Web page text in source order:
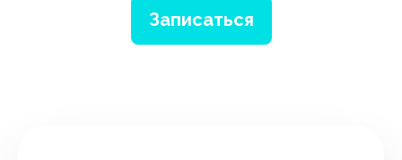
Записаться